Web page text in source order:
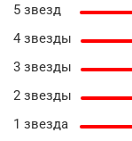
5 звезд
4 звезды
3 звезды
2 звезды
1 звезда